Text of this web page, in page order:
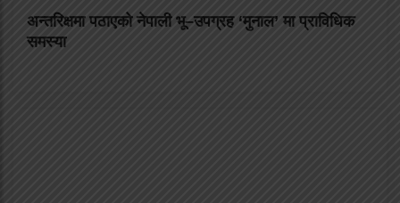
अन्तरिक्षमा पठाएको नेपाली भू–उपग्रह ‘मुनाल’ मा प्राविधिक
समस्या